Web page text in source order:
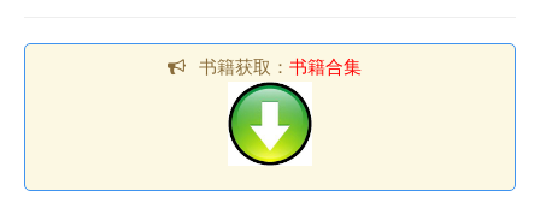
书籍获取： 书籍合集